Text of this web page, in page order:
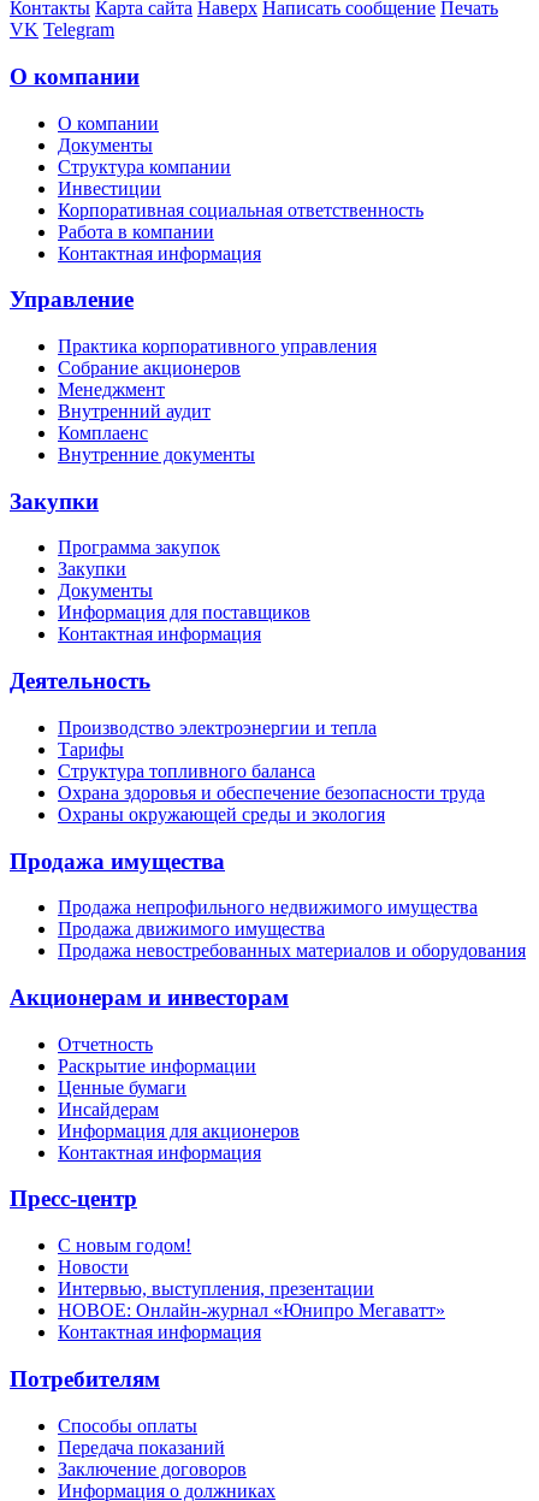
Контакты Карта сайта Наверх Написать сообщение Печать
VK Telegram
О компании
О компании
Документы
Структура компании
Инвестиции
Корпоративная социальная ответственность
Работа в компании
Контактная информация
Управление
Практика корпоративного управления
Собрание акционеров
Менеджмент
Внутренний аудит
Комплаенс
Внутренние документы
Закупки
Программа закупок
Закупки
Документы
Информация для поставщиков
Контактная информация
Деятельность
Производство электроэнергии и тепла
Тарифы
Структура топливного баланса
Охрана здоровья и обеспечение безопасности труда
Охраны окружающей среды и экология
Продажа имущества
Продажа непрофильного недвижимого имущества
Продажа движимого имущества
Продажа невостребованных материалов и оборудования
Акционерам и инвесторам
Отчетность
Раскрытие информации
Ценные бумаги
Инсайдерам
Информация для акционеров
Контактная информация
Пресс-центр
С новым годом!
Новости
Интервью, выступления, презентации
НОВОЕ: Онлайн-журнал «Юнипро Мегаватт»
Контактная информация
Потребителям
Способы оплаты
Передача показаний
Заключение договоров
Информация о должниках